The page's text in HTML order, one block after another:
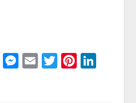
WhatsApp
Messenger
EmailTwitter